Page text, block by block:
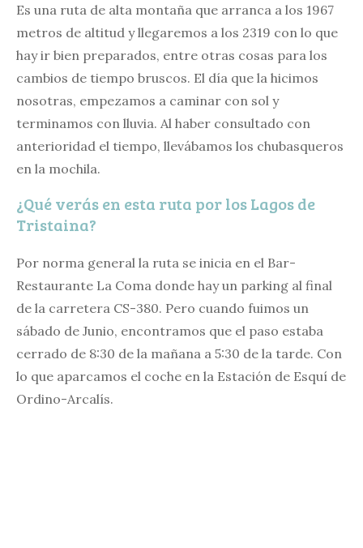
Es una ruta de alta montaña que arranca a los 1967
metros de altitud y llegaremos a los 2319 con lo que
hay ir bien preparados, entre otras cosas para los
cambios de tiempo bruscos. El día que la hicimos
nosotras, empezamos a caminar con sol y
terminamos con lluvia. Al haber consultado con
anterioridad el tiempo, llevábamos los chubasqueros
en la mochila.
¿Qué verás en esta ruta por los Lagos de
Tristaina?
Por norma general la ruta se inicia en el Bar-
Restaurante La Coma donde hay un parking al final
de la carretera CS-380. Pero cuando fuimos un
sábado de Junio, encontramos que el paso estaba
cerrado de 8:30 de la mañana a 5:30 de la tarde. Con
lo que aparcamos el coche en la Estación de Esquí de
Ordino-Arcalís.